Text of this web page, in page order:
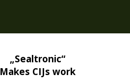
„Sealtronic“
Makes CIJs work